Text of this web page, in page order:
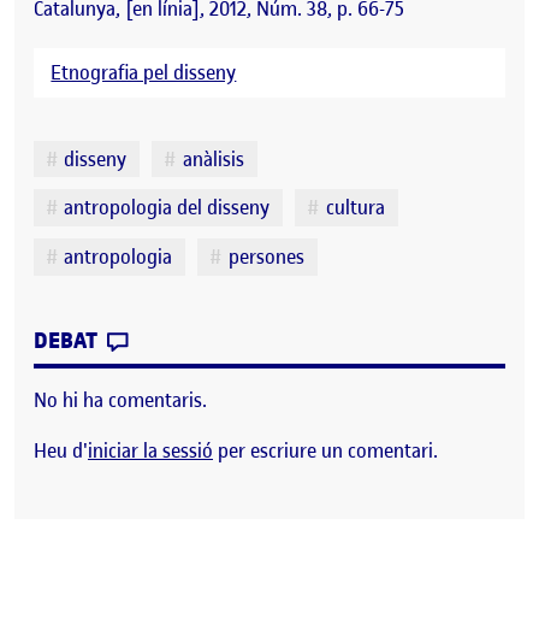
Catalunya, [en línia], 2012, Núm. 38, p. 66-75
Etnografia pel disseny
Etiquetes
disseny
anàlisis
antropologia del disseny
cultura
antropologia
persones
DEBAT
No hi ha comentaris.
Heu d'iniciar la sessió per escriure un comentari.